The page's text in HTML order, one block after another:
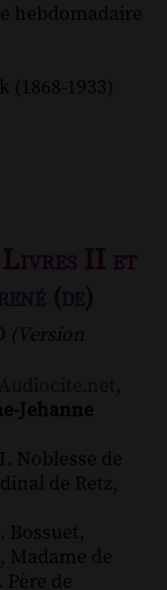
hebdomadaire
1933)
Livres II et
(Version
,
Jehanne
Noblesse de
de Retz,
Bossuet,
Madame de
de